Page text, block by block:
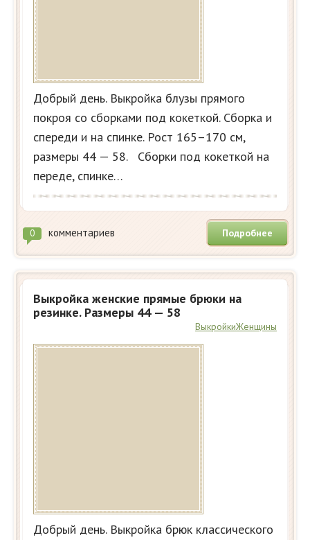
Добрый день. Выкройка блузы прямого
покроя со сборками под кокеткой. Сборка и
спереди и на спинке. Рост 165–170 см,
размеры 44 — 58. Сборки под кокеткой на
переде, спинке…
0 комментариев Подробнее
Выкройка женские прямые брюки на
резинке. Размеры 44 — 58
ВыкройкиЖенщины
Добрый день. Выкройка брюк классического